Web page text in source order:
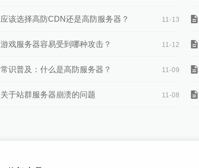
应该选择高防CDN还是高防服务器？ 11-13
游戏服务器容易受到哪种攻击？ 11-12
常识普及：什么是高防服务器？ 11-09
关于站群服务器崩溃的问题 11-08